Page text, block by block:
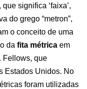
que significa ‘faixa’,
do grego “metron”,
o conceito de uma
da fita métrica em
Fellows, que
Estados Unidos. No
foram utilizadas